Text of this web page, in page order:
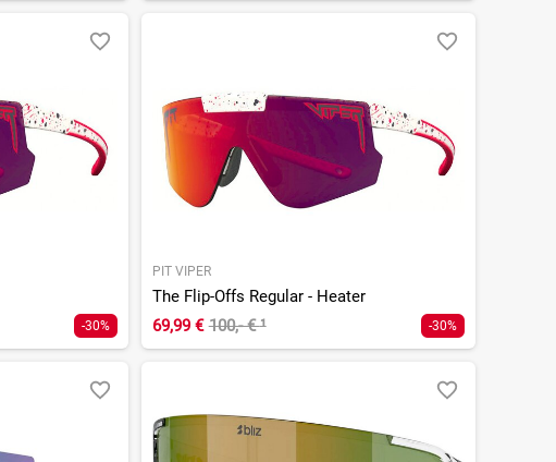
-30%
PIT VIPER
The Flip-Offs Regular - Heater
69,99 € 100,- €¹ -30%